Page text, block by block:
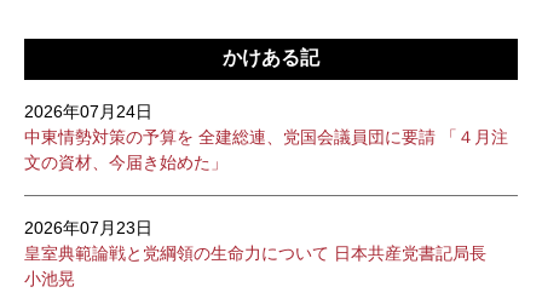
かけある記
2026年07月24日
中東情勢対策の予算を 全建総連、党国会議員団に要請 「４月注
文の資材、今届き始めた」
2026年07月23日
皇室典範論戦と党綱領の生命力について 日本共産党書記局長
小池晃